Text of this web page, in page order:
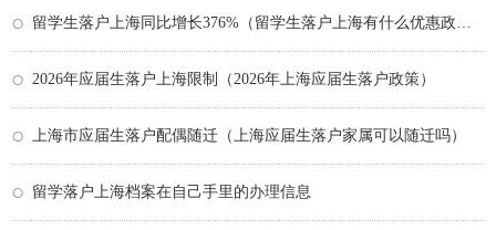
2026年应届生落户上海限制（2026年上海应届生落户政策）
上海市应届生落户配偶随迁（上海应届生落户家属可以随迁吗）
留学落户上海档案在自己手里的办理信息